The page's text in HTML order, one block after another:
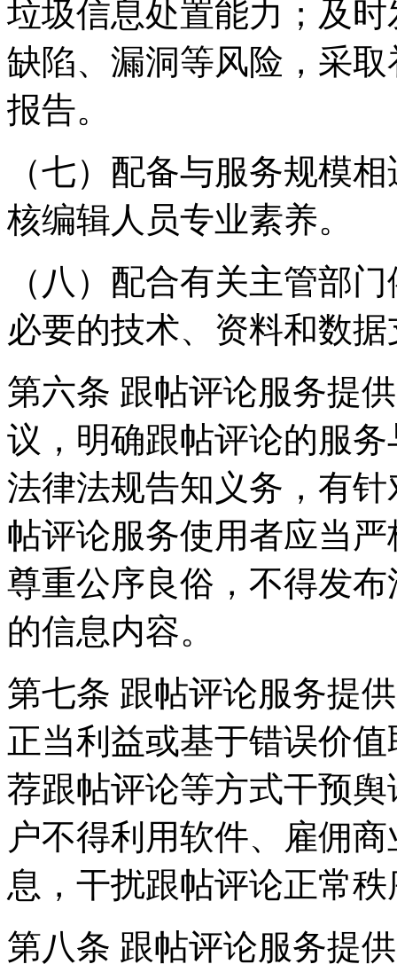
垃圾信息处置能力；及
缺陷、漏洞等风险，采
报告。
（七）配备与服务规模
核编辑人员专业素养。
（八）配合有关主管部
必要的技术、资料和数
第六条 跟帖评论服务提
议，明确跟帖评论的服
法律法规告知义务，有
帖评论服务使用者应当
尊重公序良俗，不得发
的信息内容。
第七条 跟帖评论服务提
正当利益或基于错误价
荐跟帖评论等方式干预
户不得利用软件、雇佣
息，干扰跟帖评论正常
第八条 跟帖评论服务提